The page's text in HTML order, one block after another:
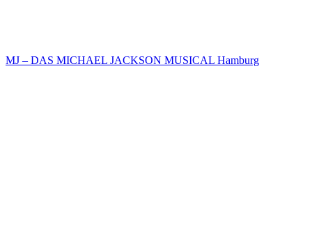
MJ – DAS MICHAEL JACKSON MUSICAL Hamburg